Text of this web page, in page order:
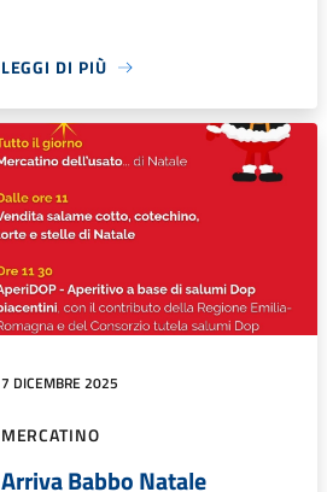
LEGGI DI PIÙ
7 DICEMBRE 2025
MERCATINO
Arriva Babbo Natale